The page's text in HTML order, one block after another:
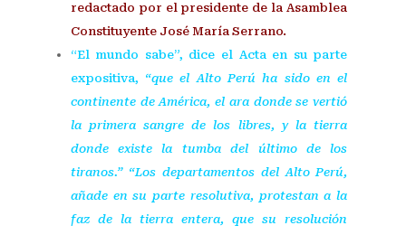
redactado por el presidente de la Asamblea
Constituyente José María Serrano.
“El mundo sabe”, dice el Acta en su parte
expositiva, “que el Alto Perú ha sido en el
continente de América, el ara donde se vertió
la primera sangre de los libres, y la tierra
donde existe la tumba del último de los
tiranos.” “Los departamentos del Alto Perú,
añade en su parte resolutiva, protestan a la
faz de la tierra entera, que su resolución